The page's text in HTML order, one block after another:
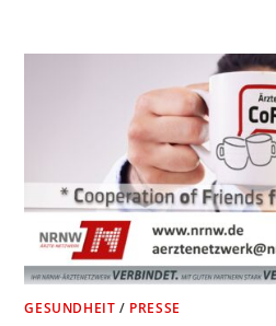
GESUNDHEIT / PRESSE